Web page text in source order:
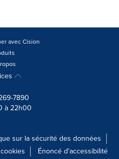
avec Cision
7890
à 22h00
sur la sécurité des données
Énoncé d'accessibilité